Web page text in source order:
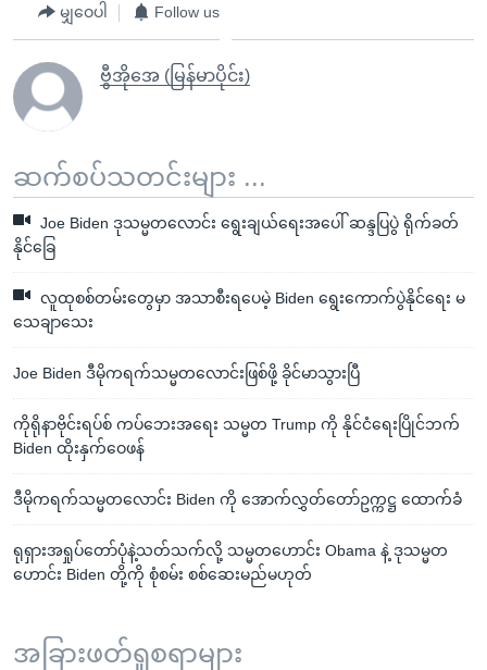
မျှဝေပါ Follow us
ဗွီအိုအေ (မြန်မာပိုင်း)
ဆက်စပ်သတင်းများ ...
Joe Biden ဒုသမ္မတလောင်း ရွေးချယ်ရေးအပေါ် ဆန္ဒပြပွဲ ရိုက်ခတ်
နိုင်ခြေ
လူထုစစ်တမ်းတွေမှာ အသာစီးရပေမဲ့ Biden ရွေးကောက်ပွဲနိုင်ရေး မ
သေချာသေး
Joe Biden ဒီမိုကရက်သမ္မတလောင်းဖြစ်ဖို့ ခိုင်မာသွားပြီ
ကိုရိုနာဗိုင်းရပ်စ် ကပ်ဘေးအရေး သမ္မတ Trump ကို နိုင်ငံရေးပြိုင်ဘက်
Biden ထိုးနှက်ဝေဖန်
ဒီမိုကရက်သမ္မတလောင်း Biden ကို အောက်လွှတ်တော်ဥက္ကဋ္ဌ ထောက်ခံ
ရုရှားအရှုပ်တော်ပုံနဲ့သတ်သက်လို့ သမ္မတဟောင်း Obama နဲ့ ဒုသမ္မတ
ဟောင်း Biden တို့ကို စုံစမ်း စစ်ဆေးမည်မဟုတ်
အခြားဖတ်ရှုစရာများ